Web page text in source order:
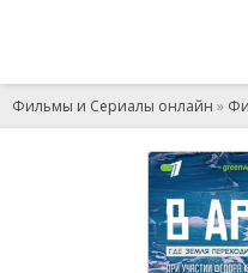
Фильмы и Сериалы онлайн »